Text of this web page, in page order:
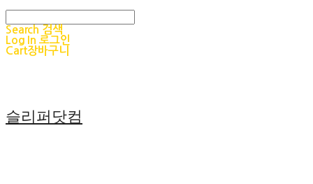
Search 검색
Log In 로그인
Cart장바구니
슬리퍼닷컴